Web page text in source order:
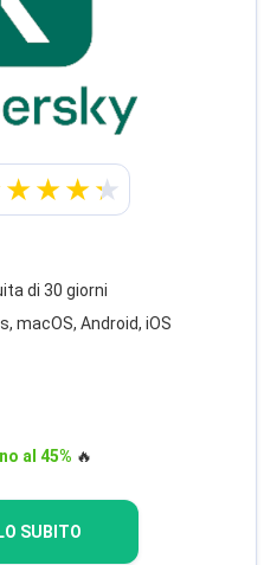
di 30 giorni
macOS, Android, iOS
al 45% 🔥
SUBITO